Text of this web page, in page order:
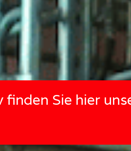
finden Sie hier